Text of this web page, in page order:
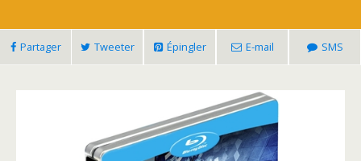
Partager Tweeter Épingler E-mail SMS